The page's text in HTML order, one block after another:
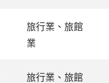
旅行業、旅館
業
旅行業、旅館